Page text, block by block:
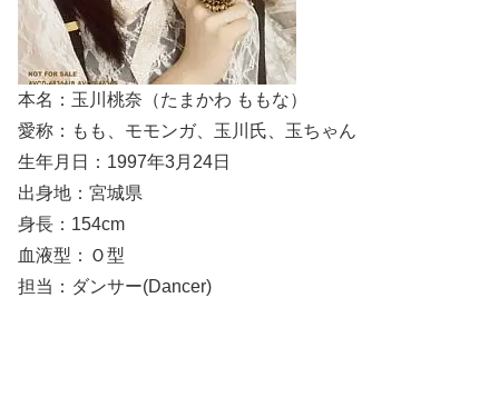
本名：玉川桃奈（たまかわ ももな）
愛称：もも、モモンガ、玉川氏、玉ちゃん
生年月日：1997年3月24日
出身地：宮城県
身長：154cm
血液型：Ｏ型
担当：ダンサー(Dancer)